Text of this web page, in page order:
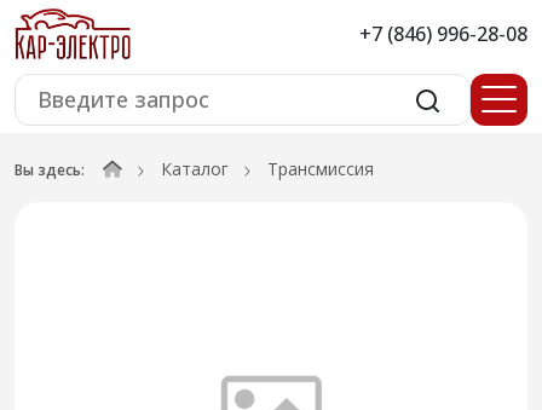
+7 (846) 996-28-08
Вы здесь: Каталог Трансмиссия